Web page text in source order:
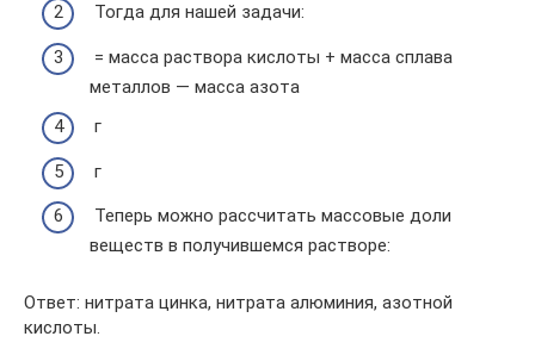
Тогда для нашей задачи:
= масса раствора кислоты + масса сплава
металлов — масса азота
г
г
Теперь можно рассчитать массовые доли
веществ в получившемся растворе:
Ответ: нитрата цинка, нитрата алюминия, азотной
кислоты.